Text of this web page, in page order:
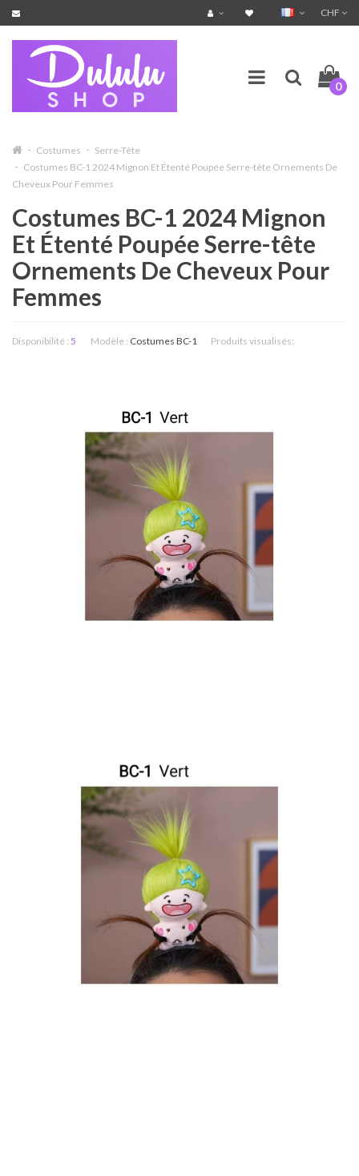
CHF
0
Costumes
Serre-Tête
Costumes BC-1 2024 Mignon Et Étenté Poupée Serre-tête Ornements De
Cheveux Pour Femmes
Costumes BC-1 2024 Mignon
Et Étenté Poupée Serre-tête
Ornements De Cheveux Pour
Femmes
Disponibilité : 5 Modèle : Costumes BC-1 Produits visualisés: